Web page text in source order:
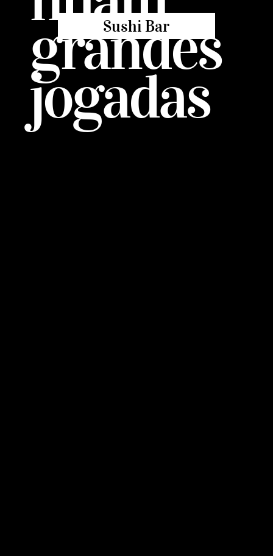
grandes
jogadas
Sushi Bar